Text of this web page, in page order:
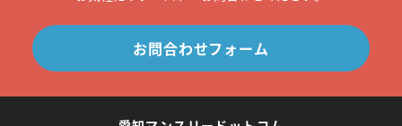
お問合わせフォーム